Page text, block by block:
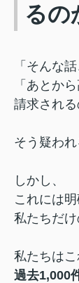
るの
「そんな
「あとか
請求される
そう疑われ
しかし、
これには明
私たちだけ
私たちはこ
過去1,000